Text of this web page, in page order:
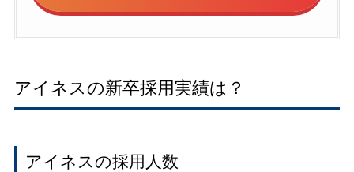
アイネスの新卒採用実績は？
アイネスの採用人数